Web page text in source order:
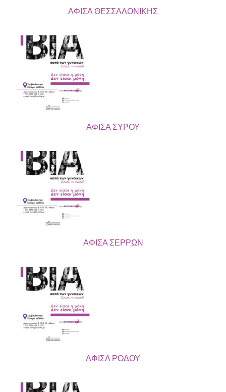
ΑΦΙΣΑ ΘΕΣΣΑΛΟΝΙΚΗΣ
ΑΦΙΣΑ ΣΥΡΟΥ
ΑΦΙΣΑ ΣΕΡΡΩΝ
ΑΦΙΣΑ ΡΟΔΟΥ